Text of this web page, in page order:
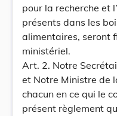
pour la recherche et
présents dans les
alimentaires, seront
ministériel.
Art. 2. Notre
et Notre Ministre de
chacun en ce qui le
présent règlement